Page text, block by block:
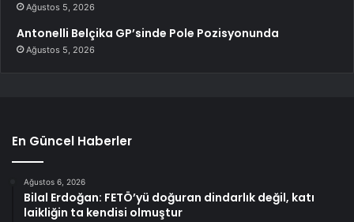
Ağustos 5, 2026
Antonelli Belçika GP’sinde Pole Pozisyonunda
Ağustos 5, 2026
En Güncel Haberler
Ağustos 6, 2026
Bilal Erdoğan: FETÖ’yü doğuran dindarlık değil, katı
laikliğin ta kendisi olmuştur